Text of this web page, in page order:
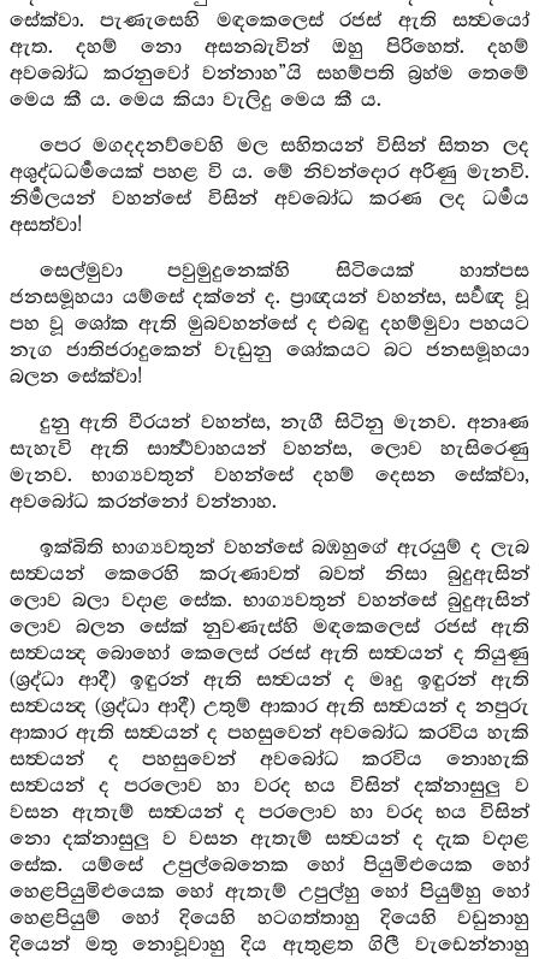
සේක්වා. පැණැසෙහි මඳකෙලෙස් රජස් ඇති සත්‍වයෝ
ඇත. දහම් නො අසනබැවින් ඔහු පිරිහෙත්. දහම්
අවබෝධ කරනුවෝ වන්නාහ”යි සහම්පති බ්‍රහ්ම තෙමේ
මෙය කී ය. මෙය කියා වැලිදු මෙය කී ය.
පෙර මගදදනව්වෙහි මල සහිතයන් විසින් සිතන ලද
අශුද්ධධර්‍මයෙක් පහළ වි ය. මේ නිවන්දොර අරිණු මැනවි.
නිර්‍මලයන් වහන්සේ විසින් අවබෝධ කරණ ලද ධර්‍මය
අසත්වා!
සෙල්මුවා පවුමුදුනෙක්හි සිටියෙක් හාත්පස
ජනසමූහයා යම්සේ දක්නේ ද. ප්‍රාඥයන් වහන්ස, සර්‍වඥ වූ
පහ වූ ශෝක ඇති මුබවහන්සේ ද එබඳු දහම්මුවා පහයට
නැග ජාතිජරාදුකෙන් වැඩුනු ශෝකයට බට ජනසමූහයා
බලන සේක්වා!
දුනු ඇති වීරයන් වහන්ස, නැගී සිටිනු මැනව. අනෘණ
සැහැවි ඇති සාර්‍ත්‍ථවාහයන් වහන්ස, ලොව හැසිරෙණු
මැනව. භාග්‍යවතුන් වහන්සේ දහම් දෙසන සේක්වා,
අවබෝධ කරන්නෝ වන්නාහ.
ඉක්බිති භාග්‍යවතුන් වහන්සේ බඹහුගේ ඇරයුම් ද ලැබ
සත්‍වයන් කෙරෙහි කරුණාවත් බවත් නිසා බුදුඇසින්
ලොව බලා වදාළ සේක. භාග්‍යවතුන් වහන්සේ බුදුඇසින්
ලොව බලන සේක් නුවණැස්හි මඳකෙලෙස් රජස් ඇති
සත්‍වයන්‍ද බොහෝ කෙලෙස් රජස් ඇති සත්‍වයන් ද තියුණු
(ශ්‍රද්ධා ආදී) ඉඳුරන් ඇති සත්‍වයන් ද මෘදු ඉඳුරන් ඇති
සත්‍වයන්‍ද (ශ්‍රද්ධා ආදී) උතුම් ආකාර ඇති සත්‍වයන් ද නපුරු
ආකාර ඇති සත්‍වයන් ද පහසුවෙන් අවබෝධ කරවිය හැකි
සත්‍වයන් ද පහසුවෙන් අවබෝධ කරවිය නොහැකි
සත්‍වයන් ද පරලොව හා වරද භය විසින් දක්නාසුලු ව
වසන ඇතැම් සත්‍වයන් ද පරලොව හා වරද භය විසින්
නො දක්නාසුලු ව වසන ඇතැම් සත්‍වයන් ද දැක වදාළ
සේක. යම්සේ උපුල්බෙනෙක හෝ පියුමිළුයෙක හෝ
හෙළපියුමිළුයෙක හෝ ඇතැම් උපුල්හු හෝ පියුම්හු හෝ
හෙළපියුම් හෝ දියෙහි හටගත්තාහු දියෙහි වඩුනාහු
දියෙන් මතු නොවූවාහු දිය ඇතුළත ගිලී වැඩෙන්නාහු